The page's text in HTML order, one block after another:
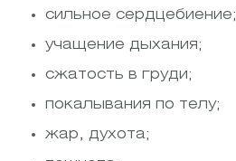
сильное сердцебиение;
учащение дыхания;
сжатость в груди;
покалывания по телу;
жар, духота;